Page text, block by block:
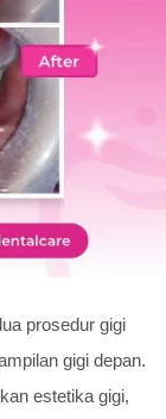
prosedur gigi
gigi depan.
estetika gigi,